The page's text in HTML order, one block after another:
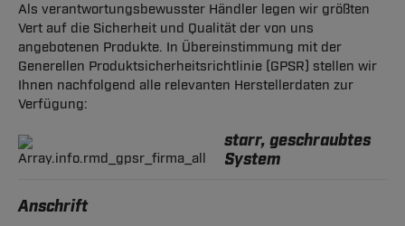
Als verantwortungsbewusster Händler legen wir größten
Vert auf die Sicherheit und Qualität der von uns
angebotenen Produkte. In Übereinstimmung mit der
Generellen Produktsicherheitsrichtlinie (GPSR) stellen wir
Ihnen nachfolgend alle relevanten Herstellerdaten zur
Verfügung:
starr, geschraubtes
System
Anschrift